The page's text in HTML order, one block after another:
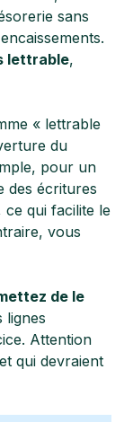
sans
lettrable,
« lettrable
du
pour un
des écritures
qui facilite le
vous
de le
lignes
Attention
qui devraient